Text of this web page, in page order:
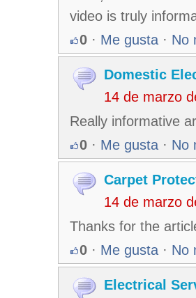
video is truly
0 · Me gusta · No
Domestic
14 de marzo
Really informative
0 · Me gusta · No
Carpet
14 de marzo
Thanks for the
0 · Me gusta · No
Electrical